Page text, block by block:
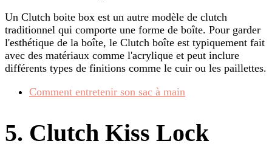
Un Clutch boite box est un autre modèle de clutch
traditionnel qui comporte une forme de boîte. Pour garder
l'esthétique de la boîte, le Clutch boîte est typiquement fait
avec des matériaux comme l'acrylique et peut inclure
différents types de finitions comme le cuir ou les paillettes.
Comment entretenir son sac à main
5. Clutch Kiss Lock